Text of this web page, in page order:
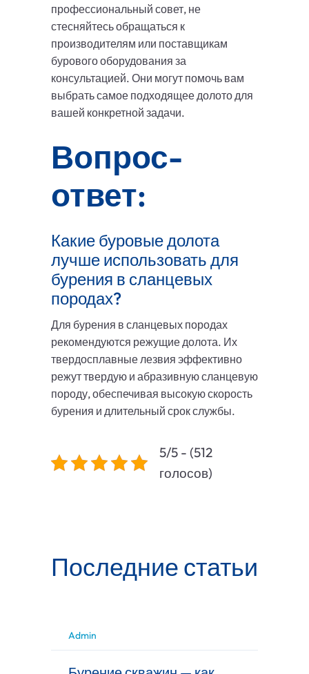
профессиональный совет, не
стесняйтесь обращаться к
производителям или поставщикам
бурового оборудования за
консультацией. Они могут помочь вам
выбрать самое подходящее долото для
вашей конкретной задачи.
Вопрос-
ответ:
Какие буровые долота
лучше использовать для
бурения в сланцевых
породах?
Для бурения в сланцевых породах
рекомендуются режущие долота. Их
твердосплавные лезвия эффективно
режут твердую и абразивную сланцевую
породу, обеспечивая высокую скорость
бурения и длительный срок службы.
5/5 - (512
голосов)
Последние статьи
Admin